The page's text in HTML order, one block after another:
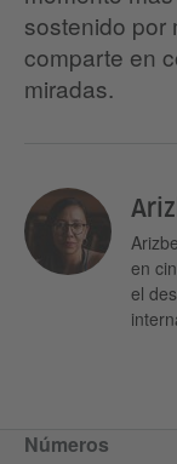
sostenido por
comparte en
miradas.
en
el
Números